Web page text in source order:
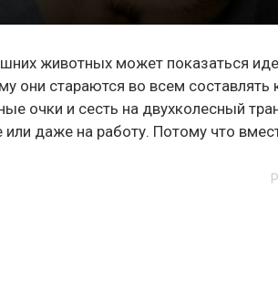
животных может показаться
они стараются во всем
очки и сесть на двухколесный
или даже на работу. Потому что